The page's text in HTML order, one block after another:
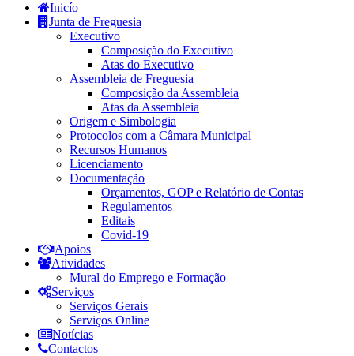
Inicío
Junta de Freguesia
Executivo
Composição do Executivo
Atas do Executivo
Assembleia de Freguesia
Composição da Assembleia
Atas da Assembleia
Origem e Simbologia
Protocolos com a Câmara Municipal
Recursos Humanos
Licenciamento
Documentação
Orçamentos, GOP e Relatório de Contas
Regulamentos
Editais
Covid-19
Apoios
Atividades
Mural do Emprego e Formação
Serviços
Serviços Gerais
Serviços Online
Notícias
Contactos